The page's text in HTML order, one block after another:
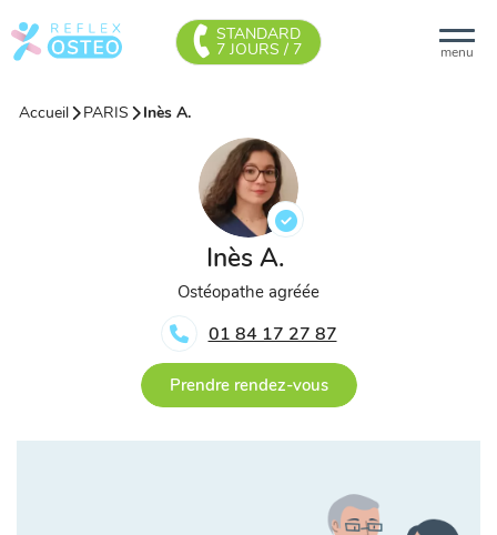
menu
STANDARD
7 JOURS / 7
Accueil PARIS Inès A.
Inès A.
Ostéopathe agréée
01 84 17 27 87
Prendre rendez-vous